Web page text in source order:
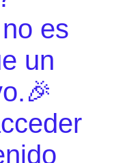
es
un